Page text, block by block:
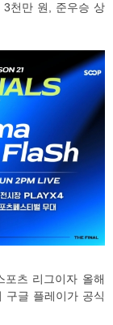
3천만 원, 준우승 상
포츠 리그이자 올해
구글 플레이가 공식